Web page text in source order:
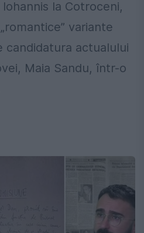
la Cotroceni,
variante
candidatura actualului
Maia Sandu, într-o